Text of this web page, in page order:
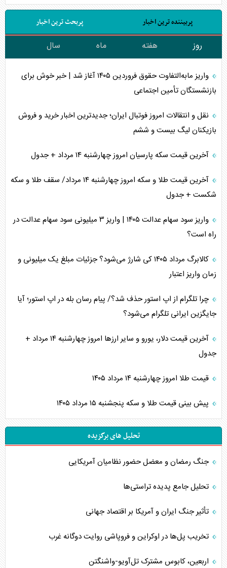
پربیننده ترین اخبار پربحث ترین اخبار
روز هفته ماه سال
واریز مابه‌التفاوت حقوق فروردین ۱۴۰۵ آغاز شد | خبر خوش برای
بازنشستگان تأمین اجتماعی
نقل و انتقالات امروز فوتبال ایران؛ جدیدترین اخبار خرید و فروش
بازیکنان لیگ بیست و ششم
آخرین قیمت سکه پارسیان امروز چهارشنبه ۱۴ مرداد + جدول
آخرین قیمت طلا و سکه امروز چهارشنبه ۱۴ مرداد/ سقف طلا و سکه
شکست + جدول
واریز سود سهام عدالت ۱۴۰۵ | واریز ۳ میلیونی سود سهام عدالت در
راه است؟
کالابرگ مرداد ۱۴۰۵ کی شارژ می‌شود؟ جزئیات مبلغ یک میلیونی و
زمان واریز اعتبار
چرا تلگرام از اپ استور حذف شد؟/ پیام رسان بله در اپ استور؛ آیا
جایگزین ایرانی تلگرام می‌شود؟
آخرین قیمت دلار، یورو و سایر ارز‌ها امروز چهارشنبه ۱۴ مرداد +
جدول
قیمت طلا امروز چهارشنبه ۱۴ مرداد ۱۴۰۵
پیش بینی قیمت طلا و سکه پنجشنبه ۱۵ مرداد ۱۴۰۵
تحلیل های برگزیده
جنگ رمضان و معضل حضور نظامیان آمریکایی
تحلیل جامع پدیده تراستی‌ها
تأثیر جنگ ایران و آمریکا بر اقتصاد جهانی
تخریب پل‌ها در اوکراین و فروپاشی روایت دوگانه غرب
اربعین، کابوس مشترک تل‌آویو-واشنگتن